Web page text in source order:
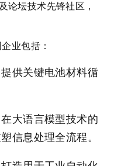
论坛技术先锋社区，
业包括：
提供关键电池材料循
在大语言模型技术的
信息处理全流程。